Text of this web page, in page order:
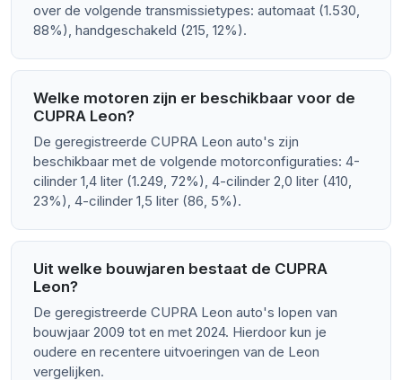
over de volgende transmissietypes: automaat (1.530,
88%), handgeschakeld (215, 12%).
Welke motoren zijn er beschikbaar voor de
CUPRA Leon?
De geregistreerde CUPRA Leon auto's zijn
beschikbaar met de volgende motorconfiguraties: 4-
cilinder 1,4 liter (1.249, 72%), 4-cilinder 2,0 liter (410,
23%), 4-cilinder 1,5 liter (86, 5%).
Uit welke bouwjaren bestaat de CUPRA
Leon?
De geregistreerde CUPRA Leon auto's lopen van
bouwjaar 2009 tot en met 2024. Hierdoor kun je
oudere en recentere uitvoeringen van de Leon
vergelijken.